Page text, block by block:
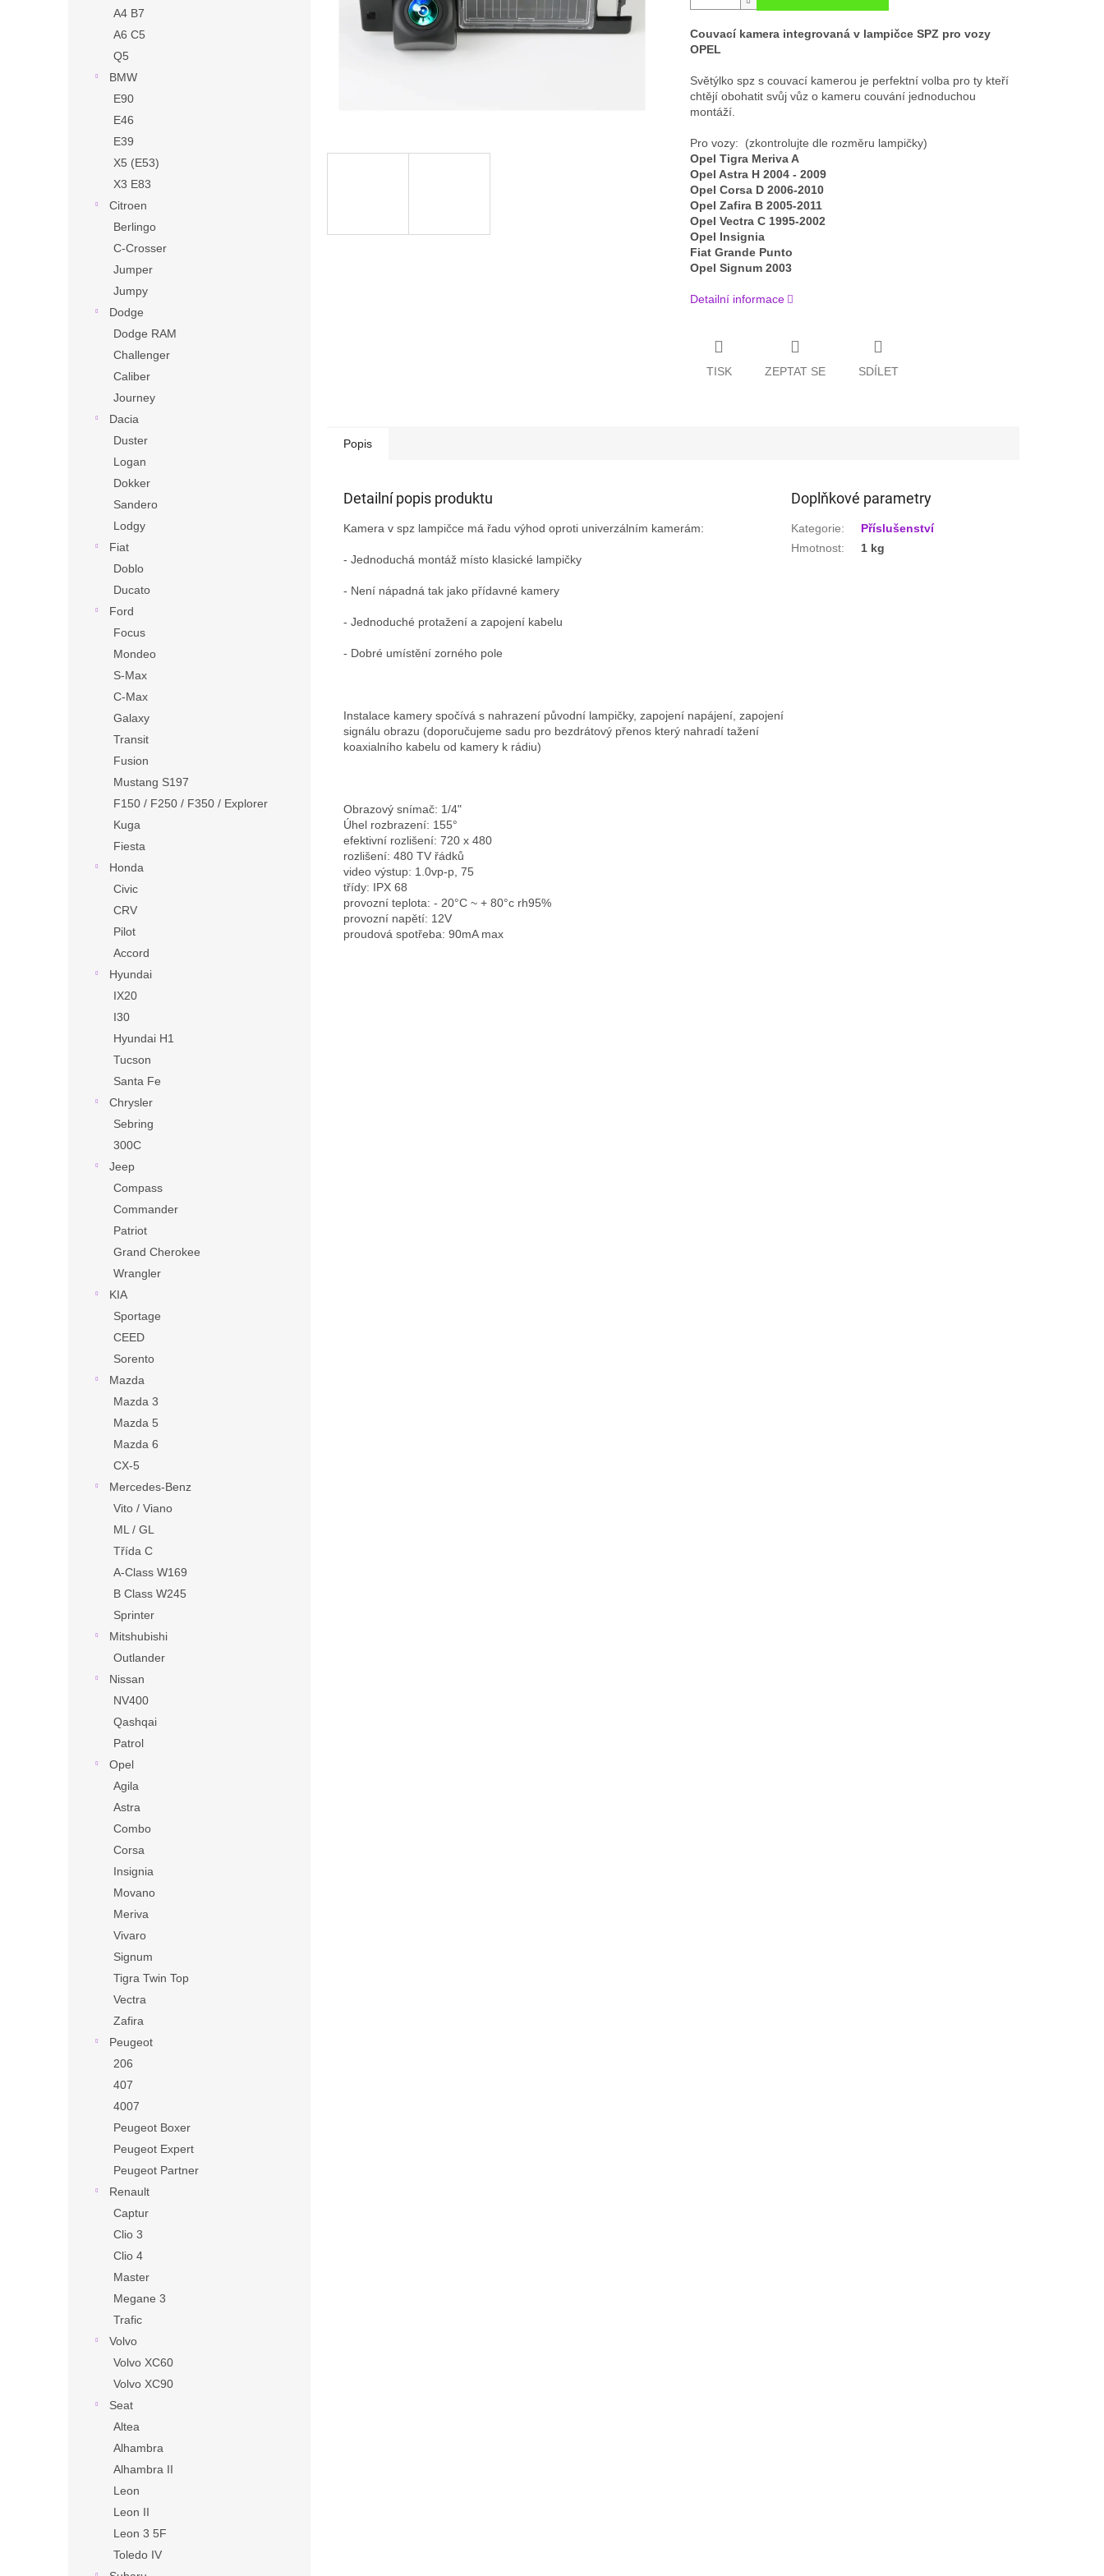
A4 B7
A6 C5
Q5
BMW
E90
E46
E39
X5 (E53)
X3 E83
Citroen
Berlingo
C-Crosser
Jumper
Jumpy
Dodge
Dodge RAM
Challenger
Caliber
Journey
Dacia
Duster
Logan
Dokker
Sandero
Lodgy
Fiat
Doblo
Ducato
Ford
Focus
Mondeo
S-Max
C-Max
Galaxy
Transit
Fusion
Mustang S197
F150 / F250 / F350 / Explorer
Kuga
Fiesta
Honda
Civic
CRV
Pilot
Accord
Hyundai
IX20
I30
Hyundai H1
Tucson
Santa Fe
Chrysler
Sebring
300C
Jeep
Compass
Commander
Patriot
Grand Cherokee
Wrangler
KIA
Sportage
CEED
Sorento
Mazda
Mazda 3
Mazda 5
Mazda 6
CX-5
Mercedes-Benz
Vito / Viano
ML / GL
Třída C
A-Class W169
B Class W245
Sprinter
Mitshubishi
Outlander
Nissan
NV400
Qashqai
Patrol
Opel
Agila
Astra
Combo
Corsa
Insignia
Movano
Meriva
Vivaro
Signum
Tigra Twin Top
Vectra
Zafira
Peugeot
206
407
4007
Peugeot Boxer
Peugeot Expert
Peugeot Partner
Renault
Captur
Clio 3
Clio 4
Master
Megane 3
Trafic
Volvo
Volvo XC60
Volvo XC90
Seat
Altea
Alhambra
Alhambra II
Leon
Leon II
Leon 3 5F
Toledo IV
Couvací kamera integrovaná v lampičce SPZ pro vozy
OPEL
Světýlko spz s couvací kamerou je perfektní volba pro ty kteří
chtějí obohatit svůj vůz o kameru couvání jednoduchou
montáží.
Pro vozy: (zkontrolujte dle rozměru lampičky)
Opel Tigra Meriva A
Opel Astra H 2004 - 2009
Opel Corsa D 2006-2010
Opel Zafira B 2005-2011
Opel Vectra C 1995-2002
Opel Insignia
Fiat Grande Punto
Opel Signum 2003
Detailní informace
TISK ZEPTAT SE SDÍLET
Popis
Detailní popis produktu
Kamera v spz lampičce má řadu výhod oproti univerzálním kamerám:
- Jednoduchá montáž místo klasické lampičky
- Není nápadná tak jako přídavné kamery
- Jednoduché protažení a zapojení kabelu
- Dobré umístění zorného pole
Instalace kamery spočívá s nahrazení původní lampičky, zapojení napájení, zapojení
signálu obrazu (doporučujeme sadu pro bezdrátový přenos který nahradí tažení
koaxialního kabelu od kamery k rádiu)
Obrazový snímač: 1/4"
Úhel rozbrazení: 155°
efektivní rozlišení: 720 x 480
rozlišení: 480 TV řádků
video výstup: 1.0vp-p, 75
třídy: IPX 68
provozní teplota: - 20°C ~ + 80°c rh95%
provozní napětí: 12V
proudová spotřeba: 90mA max
Doplňkové parametry
Kategorie:
Příslušenství
Hmotnost: 1 kg